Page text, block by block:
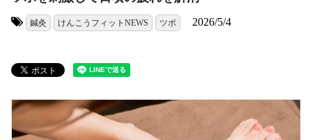
鍼灸 けんこうフィットNEWS ツボ 2026/5/4